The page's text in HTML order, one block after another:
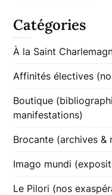
Catégories
À la Saint
Affinités électives
Boutique
manifestations)
Brocante (archives &
Imago mundi
Le Pilori (nos